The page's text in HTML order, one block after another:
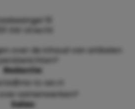
51
SW Utrecht
over de inhoud van artikelen
Redactie:
to-we.nl
samenwerken?
Sales: